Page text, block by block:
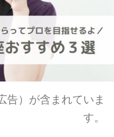
告）が含まれていま
す。